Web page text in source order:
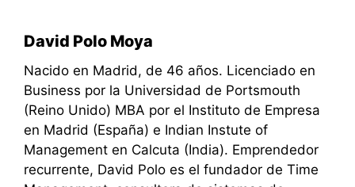
David Polo Moya
Nacido en Madrid, de 46 años. Licenciado en
Business por la Universidad de Portsmouth
(Reino Unido) MBA por el Instituto de Empresa
en Madrid (España) e Indian Instute of
Management en Calcuta (India). Emprendedor
recurrente, David Polo es el fundador de Time